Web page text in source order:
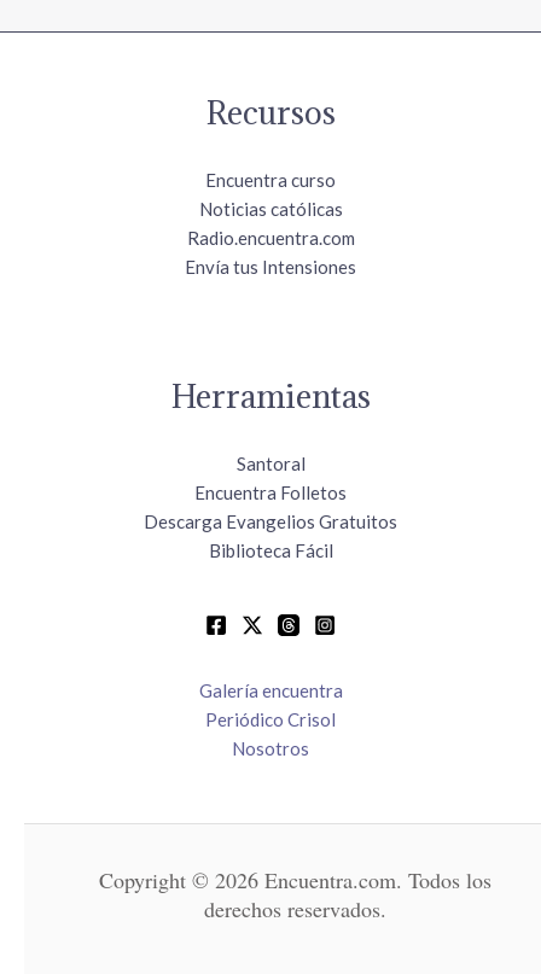
Recursos
Encuentra curso
Noticias católicas
Radio.encuentra.com
Envía tus Intensiones
Herramientas
Santoral
Encuentra Folletos
Descarga Evangelios Gratuitos
Biblioteca Fácil
Galería encuentra
Periódico Crisol
Nosotros
Copyright © 2026 Encuentra.com. Todos los
derechos reservados.